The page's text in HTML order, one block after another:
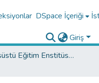
DSpace İçeriği
Giriş
Lisansüstü Eğitim Enstitüsü Tez Koleksiyonu